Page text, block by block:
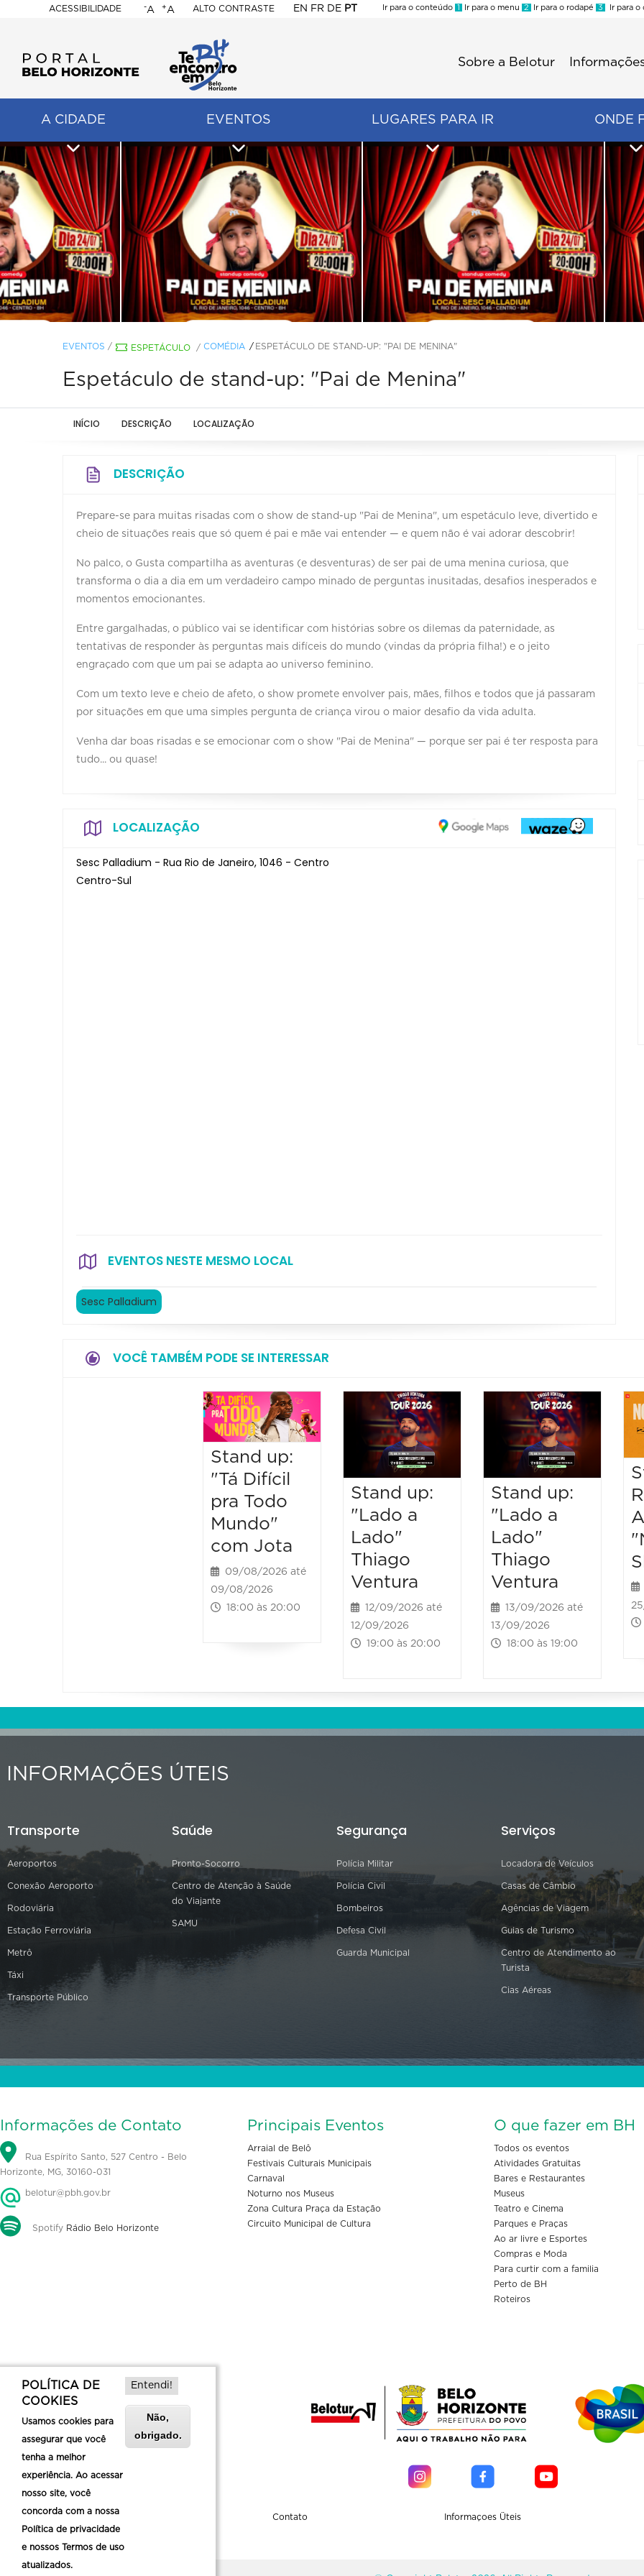
ACESSIBILIDADE
BELO
HORIZONTE
-A +A ALTO CONTRASTE EN FR DE PT
Ir para o conteúdo 1 Ir para o menu 2 Ir para o rodapé 3 Ir para o
Sobre a Belotur
A CIDADE EVENTOS LUGARES PARA IR ONDE
EVENTOS / ESPETÁCULO / COMÉDIA ESPETÁCULO DE STAND-UP: "PAI DE MENINA"
Espetáculo de stand-up: "Pai de Menina"
INÍCIO DESCRIÇÃO LOCALIZAÇÃO
DESCRIÇÃO
Prepare-se para muitas risadas com o show de stand-up "Pai de Menina", um espetáculo leve, divertido e
cheio de situações reais que só quem é pai e mãe vai entender — e quem não é vai adorar descobrir!
No palco, o Gusta compartilha as aventuras (e desventuras) de ser pai de uma menina curiosa, que
transforma o dia a dia em um verdadeiro campo minado de perguntas inusitadas, desafios inesperados e
momentos emocionantes.
Entre gargalhadas, o público vai se identificar com histórias sobre os dilemas da paternidade, as
tentativas de responder às perguntas mais difíceis do mundo (vindas da própria filha!) e o jeito
engraçado com que um pai se adapta ao universo feminino.
Com um texto leve e cheio de afeto, o show promete envolver pais, mães, filhos e todos que já passaram
por situações em que uma simples pergunta de criança virou o maior desafio da vida adulta.
Venha dar boas risadas e se emocionar com o show "Pai de Menina" — porque ser pai é ter resposta para
tudo... ou quase!
LOCALIZAÇÃO
Sesc Palladium - Rua Rio de Janeiro, 1046 - Centro
Centro-Sul
EVENTOS NESTE MESMO LOCAL
Sesc Palladium
VOCÊ TAMBÉM PODE SE INTERESSAR
Stand up:
"Tá Difícil
pra Todo
Mundo"
com Jota
09/08/2026 até
09/08/2026
18:00 às 20:00
Stand up:
"Lado a
Lado"
Thiago
Ventura
12/09/2026 até
12/09/2026
19:00 às 20:00
Stand up:
"Lado a
Lado"
Thiago
Ventura
13/09/2026 até
13/09/2026
18:00 às 19:00
INFORMAÇÕES ÚTEIS
Transporte
Aeroportos
Conexão Aeroporto
Rodoviária
Estação Ferroviária
Metrô
Táxi
Transporte Público
Saúde
Pronto-Socorro
Centro de Atenção à Saúde
do Viajante
SAMU
Segurança
Polícia Militar
Polícia Civil
Bombeiros
Defesa Civil
Guarda Municipal
Serviços
Locadora de Veículos
Casas de Câmbio
Agências de Viagem
Guias de Turismo
Centro de Atendimento ao
Turista
Cias Aéreas
Informações de Contato
Rua Espírito Santo, 527 Centro - Belo
Horizonte, MG, 30160-031
belotur@pbh.gov.br
Spotify Rádio Belo Horizonte
Principais Eventos
Arraial de Belô
Festivais Culturais Municipais
Carnaval
Noturno nos Museus
Zona Cultura Praça da Estação
Circuito Municipal de Cultura
O que fazer em BH
Todos os eventos
Atividades Gratuitas
Bares e Restaurantes
Museus
Teatro e Cinema
Parques e Praças
Ao ar livre e Esportes
Compras e Moda
Para curtir com a familia
Perto de BH
Roteiros
Sobre a Belotur Contato Informaçoes Üteis
POLÍTICA DE
COOKIES
Usamos cookies para
assegurar que você
tenha a melhor
experiência. Ao acessar
nosso site, você
concorda com a nossa
Política de privacidade
e nossos Termos de uso
atualizados.
Entendi!
Não,
obrigado.